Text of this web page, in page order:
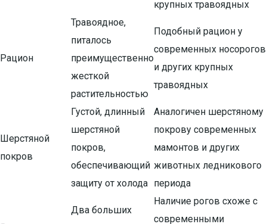
крупных травоядных
Рацион
Травоядное,
питалось
преимущественно
жесткой
растительностью
Подобный рацион у
современных носорогов
и других крупных
травоядных
Шерстяной
покров
Густой, длинный
шерстяной
покров,
обеспечивающий
защиту от холода
Аналогичен шерстяному
покрову современных
мамонтов и других
животных ледникового
периода
Два больших
Наличие рогов схоже с
современными